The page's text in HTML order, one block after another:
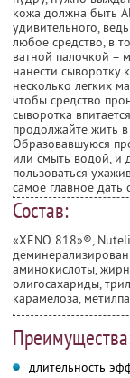
кожа должна быть
удивительного,
любое средство, в
ватной палочкой –
нанести сыворотку
несколько легких
чтобы средство
сыворотка
продолжайте жить
Образовавшуюся
или смыть водой, и
пользоваться
самое главное дать
Состав:
«XENO 818»®,
аминокислоты,
олигосахариды,
карамелоза,
длительность